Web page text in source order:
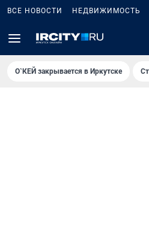
ВСЕ НОВОСТИ НЕДВИЖИМОСТЬ
О`КЕЙ закрывается в Иркутске